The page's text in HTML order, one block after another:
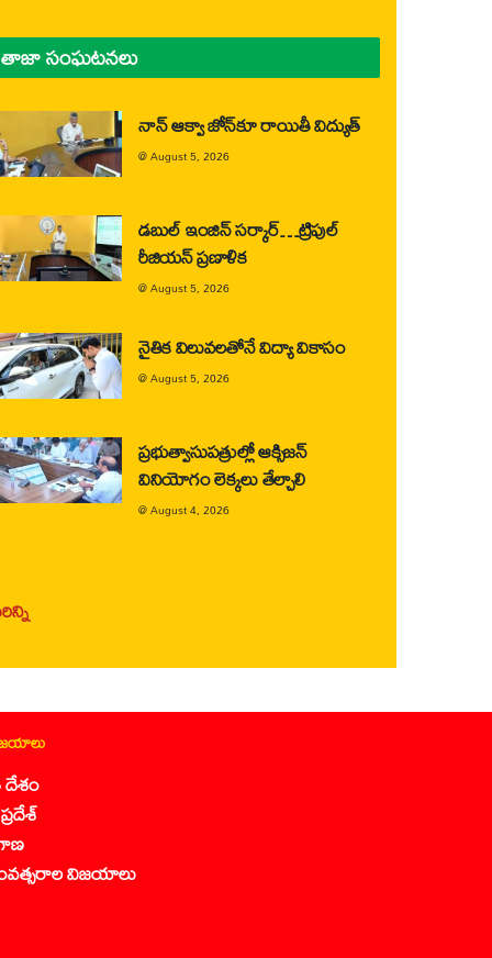
తాజా సంఘటనలు
నాన్ ఆక్వా జోన్‌కూ రాయితీ విద్యుత్
@August 5, 2026
డబుల్ ఇంజిన్ సర్కార్…ట్రిపుల్
రీజియన్ ప్రణాళిక
@August 5, 2026
నైతిక విలువలతోనే విద్యా వికాసం
@August 5, 2026
ప్రభుత్వాసుపత్రుల్లో ఆక్సిజన్
వినియోగం లెక్కలు తేల్చాలి
@August 4, 2026
విజయాలు